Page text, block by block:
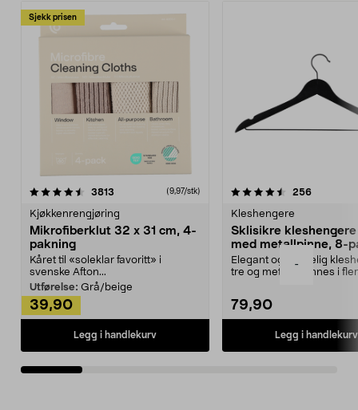
-
Sjekk prisen
3813 anmeldelser(9,97/stk)
Kjøkkenrengjøring
Mikrofiberklut 32 x 31 cm, 4-
pakning
Kåret til «soleklar favoritt» i
svenske Afton...
Utførelse: Grå/beige
39,90
Legg i handlekurv
4.5av 5 stjerner 256
Kleshengere
Sklisikre
med metallpinne, 8-
Elegant og skikkelig
tre og metall – finnes i
79,90
Legg i handlekurv
4.5av 5 stjerner